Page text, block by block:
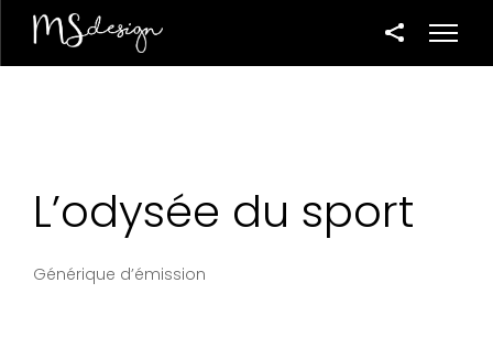
L’odysée du sport
Générique d’émission